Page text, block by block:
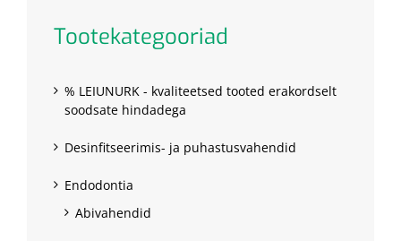
Tootekategooriad
% LEIUNURK - kvaliteetsed tooted erakordselt
soodsate hindadega
Desinfitseerimis- ja puhastusvahendid
Endodontia
Abivahendid